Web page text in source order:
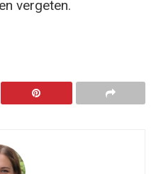
vergeten.